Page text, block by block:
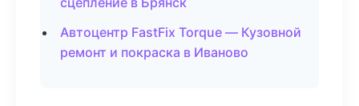
Автоцентр FastFix Torque — Кузовной
ремонт и покраска в Иваново